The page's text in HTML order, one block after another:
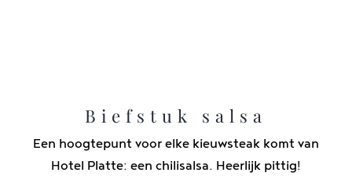
Biefstuk salsa
Een hoogtepunt voor elke kieuwsteak komt van
Hotel Platte: een chilisalsa. Heerlijk pittig!